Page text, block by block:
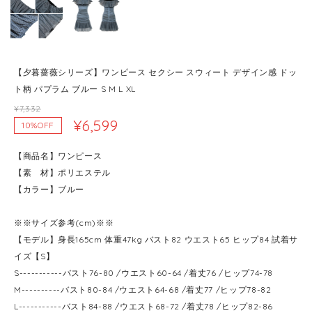
【夕暮薔薇シリーズ】ワンピース セクシー スウィート デザイン感 ドッ
ト柄 パプラム ブルー S M L XL
¥7,332
10%OFF
¥6,599
【商品名】ワンピース
【素 材】ポリエステル
【カラー】ブルー
※※サイズ参考(cm)※※
【モデル】身長165cm 体重47kg バスト82 ウエスト65 ヒップ84 試着サ
イズ【S】
S-----------バスト76-80 /ウエスト60-64 /着丈76 /ヒップ74-78
M----------バスト80-84 /ウエスト64-68 /着丈77 /ヒップ78-82
L-----------バスト84-88 /ウエスト68-72 /着丈78 /ヒップ82-86